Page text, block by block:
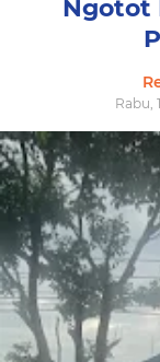
Ngotot
Rabu,